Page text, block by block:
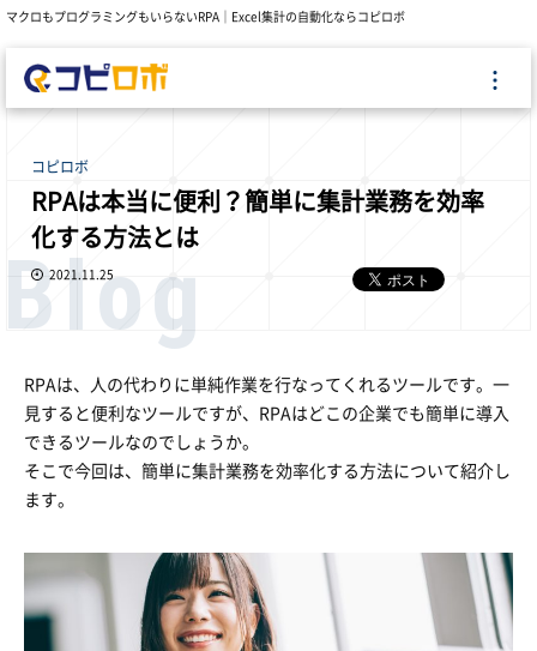
マクロもプログラミングもいらないRPA｜Excel集計の自動化ならコピロボ
コピロボ
RPAは本当に便利？簡単に集計業務を効率
化する方法とは
2021.11.25
Blog
RPAは、人の代わりに単純作業を行なってくれるツールです。一
見すると便利なツールですが、RPAはどこの企業でも簡単に導入
できるツールなのでしょうか。
そこで今回は、簡単に集計業務を効率化する方法について紹介し
ます。